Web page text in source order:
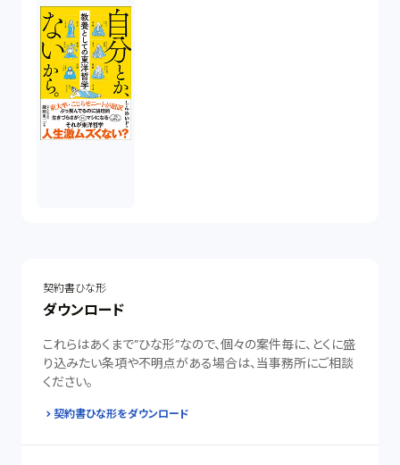
契約書ひな形
ダウンロード
これらはあくまで”ひな形”なので、個々の案件毎に、とくに盛
り込みたい条項や不明点がある場合は、当事務所にご相談
ください。
契約書ひな形をダウンロード